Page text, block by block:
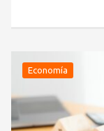
Economía